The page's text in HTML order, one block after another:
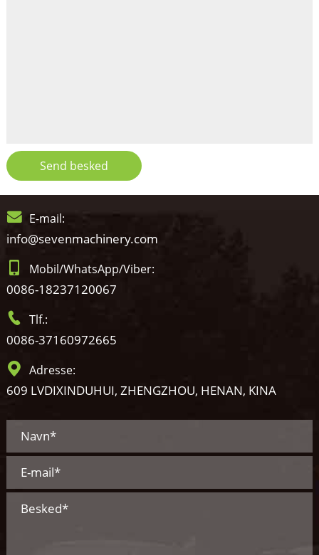
Send besked
E-mail:
info@sevenmachinery.com
Mobil/WhatsApp/Viber:
0086-18237120067
Tlf.:
0086-37160972665
Adresse:
609 LVDIXINDUHUI, ZHENGZHOU, HENAN, KINA